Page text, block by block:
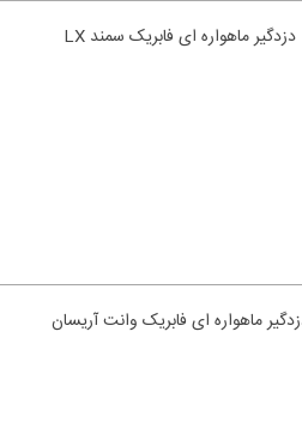
23,000,000 تومان
(بدون مالیات)
ساعت حضور و غیاب,ZKT,F70
16,600,000 تومان
(بدون مالیات)